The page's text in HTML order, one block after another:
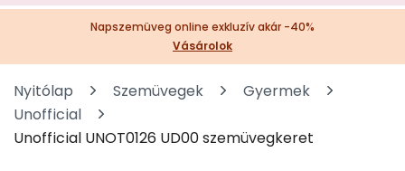
Napszemüveg online exkluzív akár -40%
Vásárolok
Nyitólap Szemüvegek
Gyermek
Unofficial
Unofficial UNOT0126 UD00 szemüvegkeret